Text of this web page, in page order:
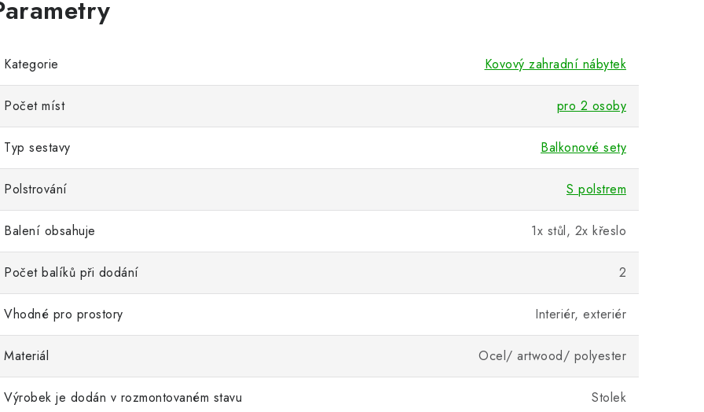
Kategorie Kovový zahradní nábytek
Počet míst pro 2 osoby
Typ sestavy Balkonové sety
Polstrování S polstrem
Balení obsahuje 1x stůl, 2x křeslo
Počet balíků při dodání 2
Vhodné pro prostory Interiér, exteriér
Materiál Ocel/ artwood/ polyester
Výrobek je dodán v rozmontovaném stavu Stolek